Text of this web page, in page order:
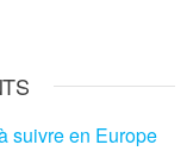
suivre en Europe